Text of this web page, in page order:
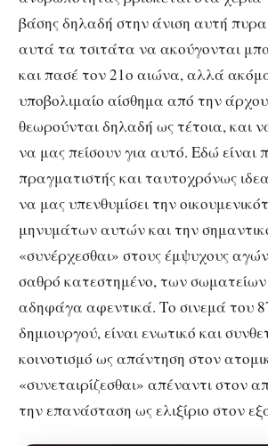
βάσης δηλαδή στην άνιση αυτή
αυτά τα τσιτάτα να ακούγονται
και πασέ τον 21ο αιώνα, αλλά
υποβολιμαίο αίσθημα από την
θεωρούνται δηλαδή ως τέτοια, και
να μας πείσουν για αυτό. Εδώ είναι
πραγματιστής και ταυτοχρόνως
να μας υπενθυμίσει την
μηνυμάτων αυτών και την
«συνέρχεσθαι» στους έμψυχους
σαθρό κατεστημένο, των
αδηφάγα αφεντικά. Το σινεμά του
δημιουργού, είναι ενωτικό και
κοινοτισμό ως απάντηση στον
«συνεταιρίζεσθαι» απέναντι στον
την επανάσταση ως ελιξίριο στον